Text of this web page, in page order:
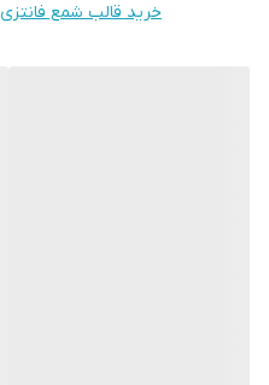
خرید قالب شمع فانتزی